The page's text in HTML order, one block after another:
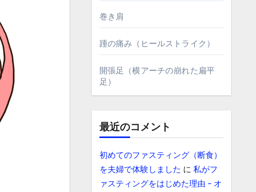
巻き肩
踵の痛み（ヒールストライク）
開張足（横アーチの崩れた扁平
足）
最近のコメント
初めてのファスティング（断食）
を夫婦で体験しました に 私がフ
ァスティングをはじめた理由 - オ